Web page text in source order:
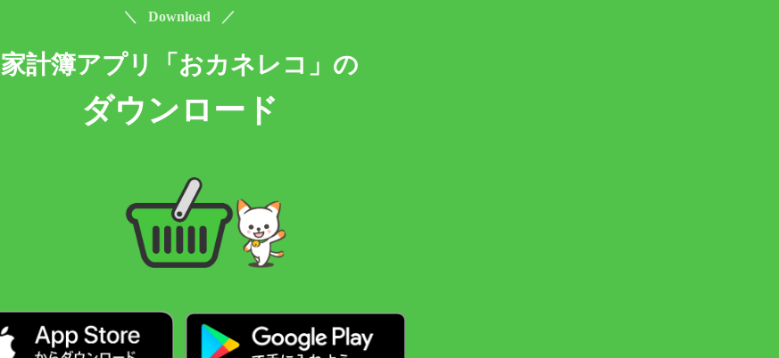
＼ Download ／
家計簿アプリ「おカネレコ」の
ダウンロード